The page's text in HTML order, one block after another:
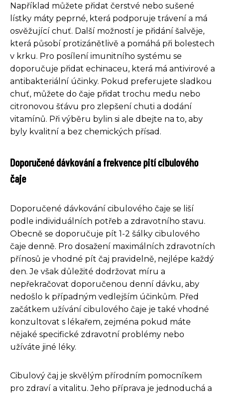
Například můžete přidat čerstvé nebo sušené
lístky máty peprné, která podporuje trávení a má
osvěžující chuť. Další možností je přidání šalvěje,
která působí protizánětlivě a pomáhá při bolestech
v krku. Pro posílení imunitního systému se
doporučuje přidat echinaceu, která má antivirové a
antibakteriální účinky. Pokud preferujete sladkou
chuť, můžete do čaje přidat trochu medu nebo
citronovou šťávu pro zlepšení chuti a dodání
vitamínů. Při výběru bylin si ale dbejte na to, aby
byly kvalitní a bez chemických přísad.
Doporučené dávkování a frekvence pití cibulového
čaje
Doporučené dávkování cibulového čaje se liší
podle individuálních potřeb a zdravotního stavu.
Obecně se doporučuje pít 1-2 šálky cibulového
čaje denně. Pro dosažení maximálních zdravotních
přínosů je vhodné pít čaj pravidelně, nejlépe každý
den. Je však důležité dodržovat míru a
nepřekračovat doporučenou denní dávku, aby
nedošlo k případným vedlejším účinkům. Před
začátkem užívání cibulového čaje je také vhodné
konzultovat s lékařem, zejména pokud máte
nějaké specifické zdravotní problémy nebo
užíváte jiné léky.
Cibulový čaj je skvělým přírodním pomocníkem
pro zdraví a vitalitu. Jeho příprava je jednoduchá a